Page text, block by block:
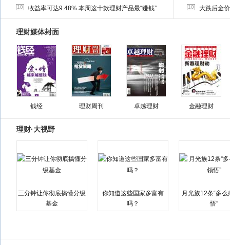
10 收益率可达9.48% 本周这十款理财产品最“赚钱” 10 大跌后金
理财媒体封面
钱经 理财周刊 卓越理财 金融理财
理财·大视野
三分钟让你彻底搞懂分级
基金
你知道这些国家多富有
吗？
月光族12条“多么
悟”